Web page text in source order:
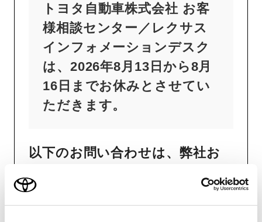
トヨタ自動車株式会社 お客
様相談センター／レクサス
インフォメーションデスク
は、2026年8月13日から8月
16日までお休みとさせてい
ただきます。
以下のお問い合わせは、弊社お
ておらず十分なご案内ができか
ねるため、最寄りのトヨタ販売